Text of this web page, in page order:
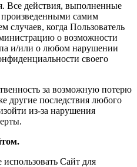
Все действия, выполненные
произведенными самим
случаев, когда Пользователь
о возможности
и/или о любом нарушении
своего
за возможную потерю
другие последствия любого
из-за нарушения
использовать Сайт для